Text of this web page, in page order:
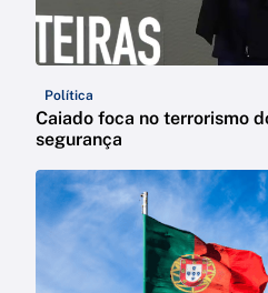
Política
Caiado foca no terrorismo
segurança